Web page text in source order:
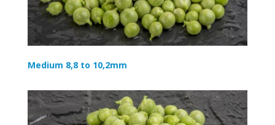
Medium 8,8 to 10,2mm